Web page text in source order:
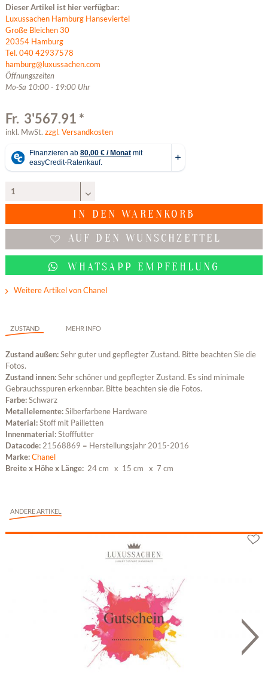
Dieser Artikel ist hier verfügbar:
Luxussachen Hamburg Hanseviertel
Große Bleichen 30
20354 Hamburg
Tel. 040 42937578
hamburg@luxussachen.com
Öffnungszeiten
Mo-Sa 10:00 - 19:00 Uhr
Fr. 3'567.91 *
inkl. MwSt. zzgl. Versandkosten
IN DEN WARENKORB
AUF DEN WUNSCHZETTEL
WHATSAPP EMPFEHLUNG
Weitere Artikel von Chanel
ZUSTAND MEHR INFO
Zustand außen:Sehr guter und gepflegter Zustand. Bitte beachten Sie die
Fotos.
Zustand innen:Sehr schöner und gepflegter Zustand. Es sind minimale
Gebrauchsspuren erkennbar. Bitte beachten sie die Fotos.
Farbe:Schwarz
Metallelemente:Silberfarbene Hardware
Material:Stoff mit Pailletten
Innenmaterial:Stofffutter
Datacode: 21568869 = Herstellungsjahr 2015-2016
Marke:Chanel
Breite x Höhe x Länge: 24 cm x 15 cm x 7 cm
ANDERE ARTIKEL